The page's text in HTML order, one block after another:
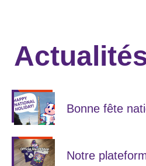
Bonne fête
Notre